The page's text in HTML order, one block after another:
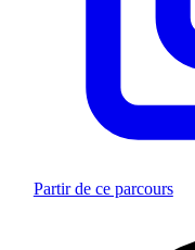
Partir de ce parcours